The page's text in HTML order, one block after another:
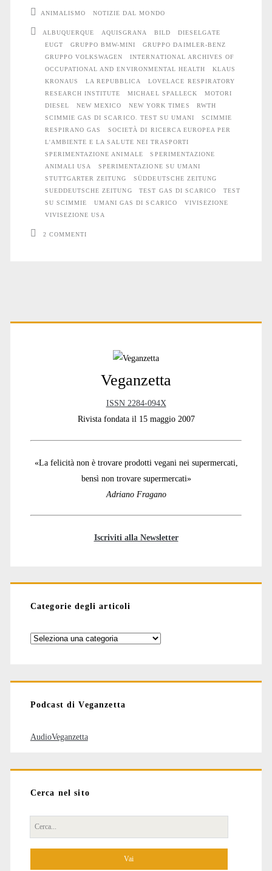
Salute
Trasporti</span>
di
esperimenti
sui
gas
di
scarico
ANIMALISMO NOTIZIE DAL MONDO
ALBUQUERQUE AQUISGRANA BILD
DIESELGATE
EUGT
GRUPPO BMW-MINI
GRUPPO DAIMLER-BENZ
GRUPPO VOLKSWAGEN
INTERNATIONAL ARCHIVES OF
OCCUPATIONAL AND ENVIRONMENTAL HEALTH
KLAUS
KRONAUS
LA REPUBBLICA
LOVELACE RESPIRATORY
RESEARCH INSTITUTE
MICHAEL SPALLECK
MOTORI
DIESEL
NEW MEXICO NEW YORK TIMES
RWTH
SCIMMIE GAS DI SCARICO. TEST SU UMANI
SCIMMIE
RESPIRANO GAS
SOCIETÀ DI RICERCA EUROPEA PER
L'AMBIENTE E LA SALUTE NEI TRASPORTI
SPERIMENTAZIONE ANIMALE
SPERIMENTAZIONE
ANIMALI USA
SPERIMENTAZIONE SU UMANI
STUTTGARTER ZEITUNG
SÜDDEUTSCHE ZEITUNG
SUEDDEUTSCHE ZEITUNG
TEST GAS DI SCARICO
TEST
SU SCIMMIE
UMANI GAS DI SCARICO
VIVISEZIONE
VIVISEZIONE USA
2 COMMENTI
Primary
Veganzetta
ISSN 2284-094X
Rivista fondata il 15 maggio 2007
«La felicità non è trovare prodotti vegani nei supermercati,
bensì non trovare supermercati»
Adriano Fragano
Iscriviti alla Newsletter
Categorie degli articoli
Categorie
Podcast di Veganzetta
AudioVeganzetta
Cerca nel sito
Cerca
per: